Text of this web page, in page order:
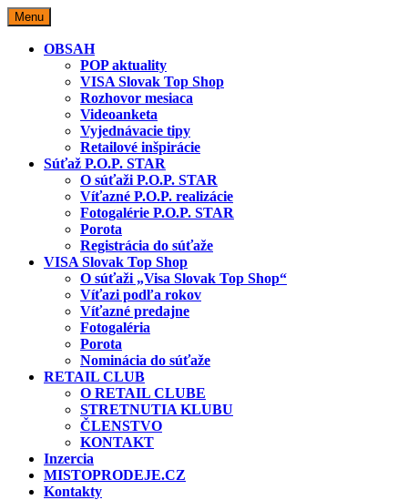
Skip
to
content
Menu
OBSAH
POP aktuality
VISA Slovak Top Shop
Rozhovor mesiaca
Videoanketa
Vyjednávacie tipy
Retailové inšpirácie
Súťaž P.O.P. STAR
O súťaži P.O.P. STAR
Víťazné P.O.P. realizácie
Fotogalérie P.O.P. STAR
Porota
Registrácia do súťaže
VISA Slovak Top Shop
O súťaži „Visa Slovak Top Shop“
Víťazi podľa rokov
Víťazné predajne
Fotogaléria
Porota
Nominácia do súťaže
RETAIL CLUB
O RETAIL CLUBE
STRETNUTIA KLUBU
ČLENSTVO
KONTAKT
Inzercia
MISTOPRODEJE.CZ
Kontakty